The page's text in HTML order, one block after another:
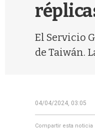
El Servicio
de Taiwán.
04/04/2024, 03:05
Compartir esta noticia